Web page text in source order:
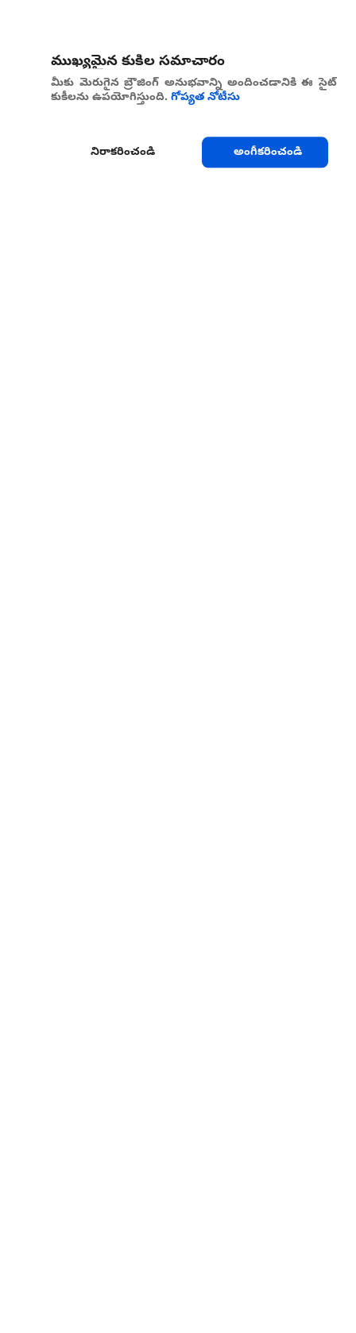
ముఖ్యమైన కుకీల సమాచారం
మీకు మెరుగైన బ్రౌజింగ్ అనుభవాన్ని అందించడానికి ఈ సైట్
కుకీలను ఉపయోగిస్తుంది. గోప్యత నోటీసు
నిరాకరించండి అంగీకరించండి